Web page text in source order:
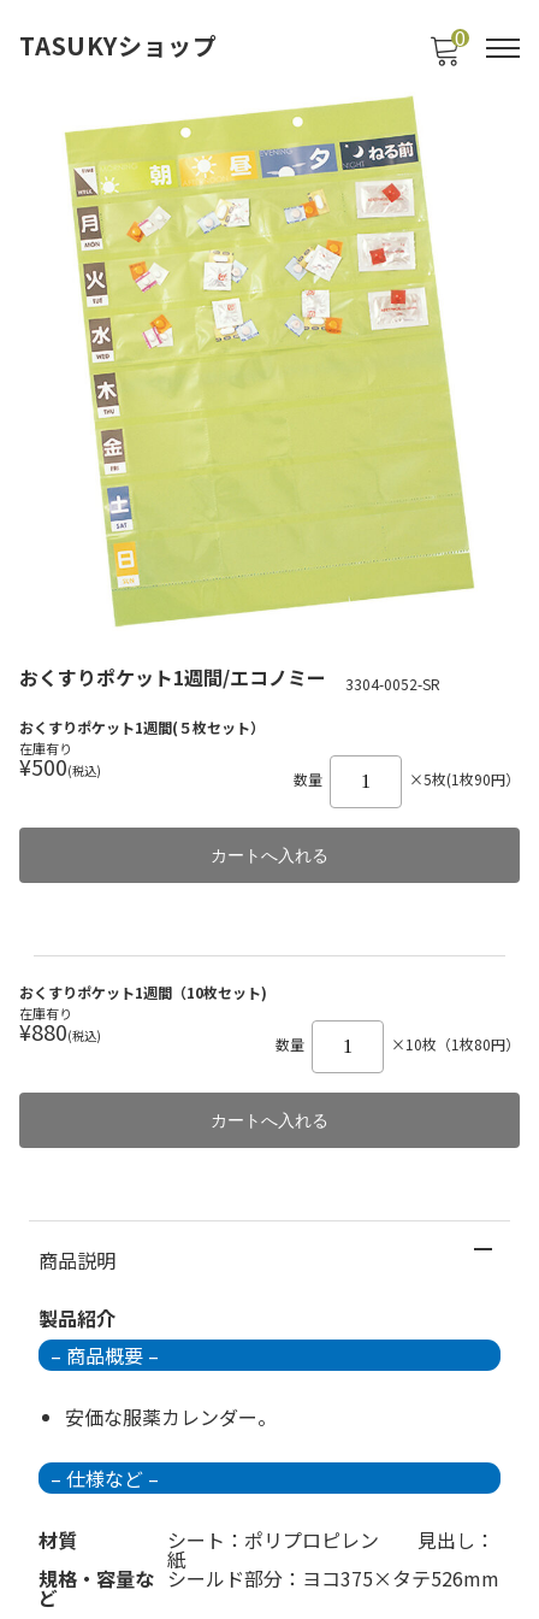
TASUKYショップ 0
おくすりポケット1週間/エコノミー 3304-0052-SR
おくすりポケット1週間(５枚セット）
在庫有り
¥500(税込) 数量 ×5枚(1枚90円）
おくすりポケット1週間（10枚セット)
在庫有り
¥880(税込) 数量 ×10枚（1枚80円）
商品説明
製品紹介
– 商品概要 –
安価な服薬カレンダー。
– 仕様など –
材質 シート：ポリプロピレン 見出し：
紙
規格・容量な
ど
シールド部分：ヨコ375×タテ526mm